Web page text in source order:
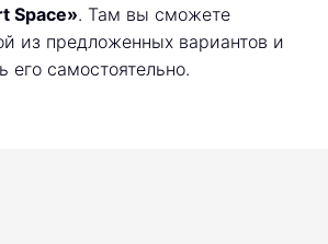
Space». Там вы сможете
из предложенных вариантов и
его самостоятельно.